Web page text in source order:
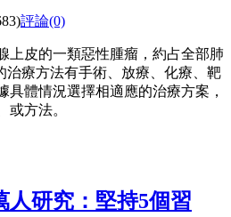
評論(0)
上皮的一類惡性腫瘤，約占全部肺
治療方法有手術、放療、化療、靶
具體情況選擇相適應的治療方案，
或方法。
人研究：堅持5個習